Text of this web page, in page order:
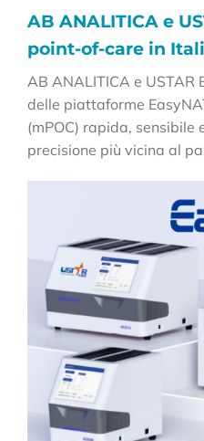
AB ANALITICA e
point-of-care in
AB ANALITICA e
delle piattaforme
(mPOC) rapida,
precisione più vicina al